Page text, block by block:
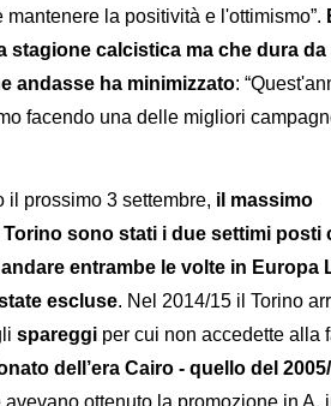
la positività e l'ottimismo”.
stagione calcistica ma che dura da
andasse ha minimizzato:
facendo una delle migliori
il prossimo 3 settembre, il massimo
sono stati i due settimi posti
entrambe le volte in Europa
escluse. Nel 2014/15 il Torino
spareggi per cui non accedette alla
dell’era Cairo - quello del
avevano ottenuto la promozione in A,